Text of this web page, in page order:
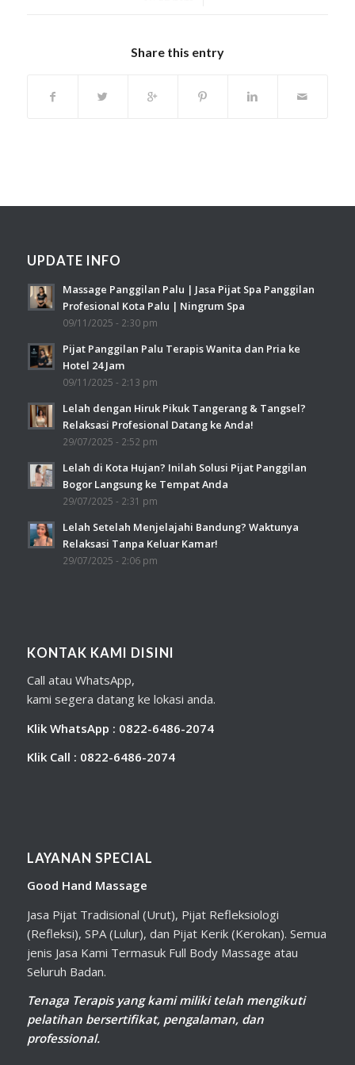
Share this entry
UPDATE INFO
Massage Panggilan Palu | Jasa Pijat Spa Panggilan
Profesional Kota Palu | Ningrum Spa
09/11/2025 - 2:30 pm
Pijat Panggilan Palu Terapis Wanita dan Pria ke
Hotel 24 Jam
09/11/2025 - 2:13 pm
Lelah dengan Hiruk Pikuk Tangerang & Tangsel?
Relaksasi Profesional Datang ke Anda!
29/07/2025 - 2:52 pm
Lelah di Kota Hujan? Inilah Solusi Pijat Panggilan
Bogor Langsung ke Tempat Anda
29/07/2025 - 2:31 pm
Lelah Setelah Menjelajahi Bandung? Waktunya
Relaksasi Tanpa Keluar Kamar!
29/07/2025 - 2:06 pm
KONTAK KAMI DISINI
Call atau WhatsApp,
kami segera datang ke lokasi anda.
Klik WhatsApp : 0822-6486-2074
Klik Call : 0822-6486-2074
LAYANAN SPECIAL
Good Hand Massage
Jasa Pijat Tradisional (Urut), Pijat Refleksiologi
(Refleksi), SPA (Lulur), dan Pijat Kerik (Kerokan). Semua
jenis Jasa Kami Termasuk Full Body Massage atau
Seluruh Badan.
Tenaga Terapis yang kami miliki telah mengikuti
pelatihan bersertifikat, pengalaman, dan
professional.